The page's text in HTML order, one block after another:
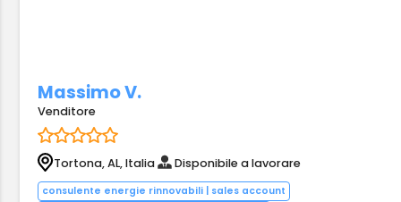
Massimo V.
Venditore
Tortona, AL, Italia Disponibile a lavorare
consulente energie rinnovabili | sales account